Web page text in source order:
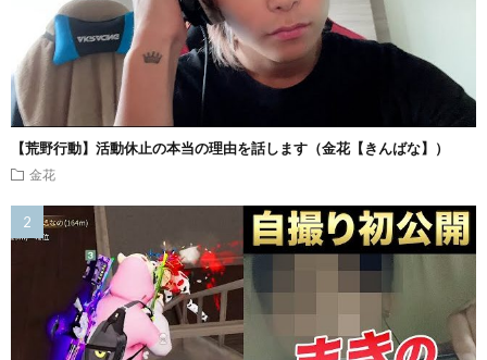
【荒野行動】活動休止の本当の理由を話します（金花【きんばな】）
金花